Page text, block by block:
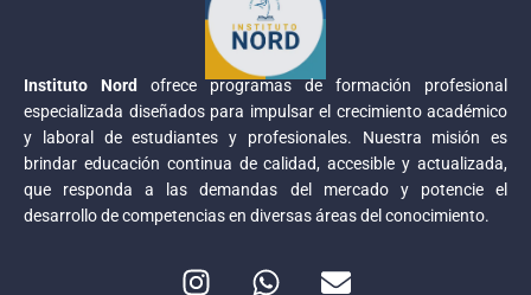
Instituto Nord
ofrece programas de formación profesional
especializada diseñados para impulsar el crecimiento académico
y laboral de estudiantes y profesionales. Nuestra misión es
brindar educación continua de calidad, accesible y actualizada,
que responda a las demandas del mercado y potencie el
desarrollo de competencias en diversas áreas del conocimiento.